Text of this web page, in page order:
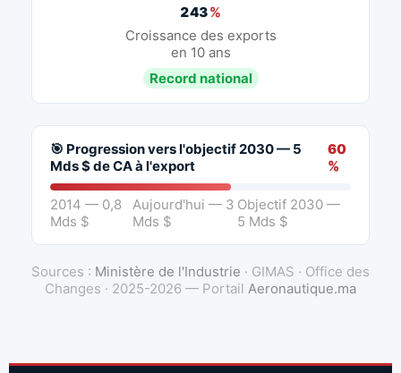
243%
Croissance des exports
en 10 ans
Record national
🎯 Progression vers l'objectif 2030 — 5
Mds $ de CA à l'export
60
%
2014 — 0,8
Mds $
Aujourd'hui — 3
Mds $
Objectif 2030 —
5 Mds $
Sources : Ministère de l'Industrie · GIMAS · Office des
Changes · 2025-2026 — Portail Aeronautique.ma